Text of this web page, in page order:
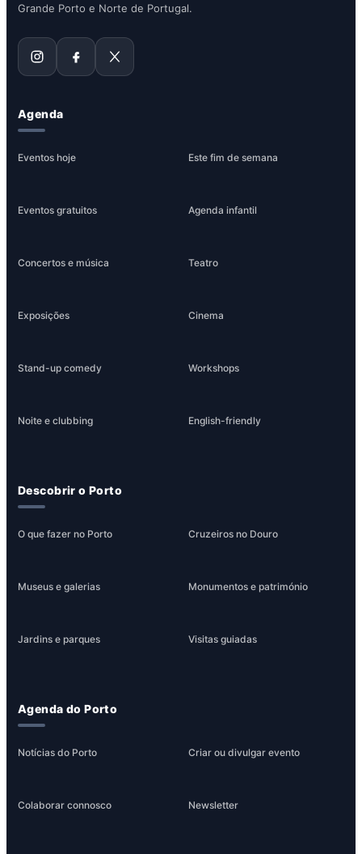
Grande Porto e Norte de Portugal.
Agenda
Eventos hoje Este fim de semana
Eventos gratuitos Agenda infantil
Concertos e música Teatro
Exposições Cinema
Stand-up comedy Workshops
Noite e clubbing English-friendly
Descobrir o Porto
O que fazer no Porto Cruzeiros no Douro
Museus e galerias Monumentos e património
Jardins e parques Visitas guiadas
Agenda do Porto
Notícias do Porto Criar ou divulgar evento
Colaborar connosco Newsletter